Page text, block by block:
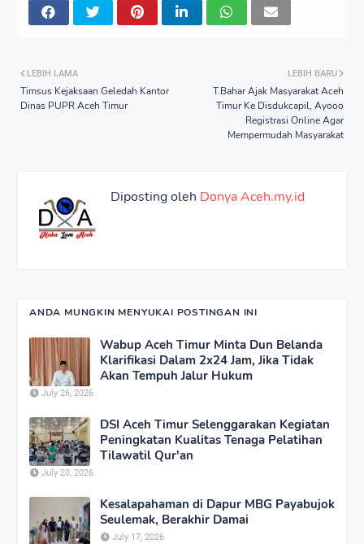
LEBIH BARU
T.Bahar Ajak Masyarakat Aceh
Timur Ke Disdukcapil, Ayooo
Registrasi Online Agar
Mempermudah Masyarakat
LEBIH LAMA
Timsus Kejaksaan Geledah Kantor
Dinas PUPR Aceh Timur
Diposting oleh Donya Aceh.my.id
ANDA MUNGKIN MENYUKAI POSTINGAN INI
Wabup Aceh Timur Minta Dun Belanda
Klarifikasi Dalam 2x24 Jam, Jika Tidak
Akan Tempuh Jalur Hukum
July 26, 2026
DSI Aceh Timur Selenggarakan Kegiatan
Peningkatan Kualitas Tenaga Pelatihan
Tilawatil Qur'an
July 20, 2026
Kesalapahaman di Dapur MBG Payabujok
Seulemak, Berakhir Damai
July 17, 2026